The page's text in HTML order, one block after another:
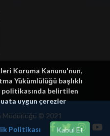
Müdürlüğü © 2021
Koruma Kanunu'nun,
Yükümlülüğü başlıklı
politikasında belirtilen
uygun çerezler
Politikası